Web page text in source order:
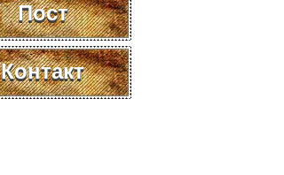
Пост
Контакт